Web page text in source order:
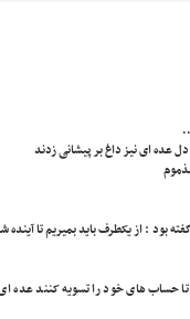
عده ای نیز داغ بر پیشانی زدند
بود : از یکطرف باید بمیریم تا
حساب های خود را تسویه کنند عده